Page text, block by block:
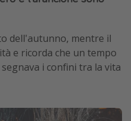
dell'autunno, mentre il
e ricorda che un tempo
i confini tra la vita